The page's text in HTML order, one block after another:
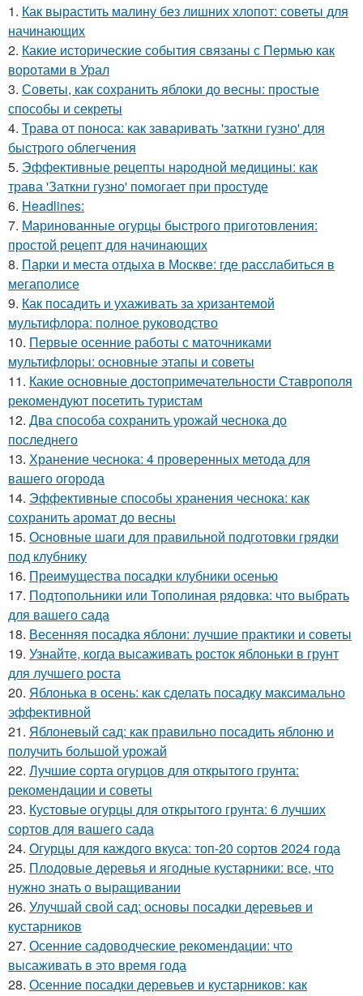
1. Как вырастить малину без лишних хлопот: советы для
начинающих
2. Какие исторические события связаны с Пермью как
воротами в Урал
3. Советы, как сохранить яблоки до весны: простые
способы и секреты
4. Трава от поноса: как заваривать 'заткни гузно' для
быстрого облегчения
5. Эффективные рецепты народной медицины: как
трава 'Заткни гузно' помогает при простуде
6. Headlines:
7. Маринованные огурцы быстрого приготовления:
простой рецепт для начинающих
8. Парки и места отдыха в Москве: где расслабиться в
мегаполисе
9. Как посадить и ухаживать за хризантемой
мультифлора: полное руководство
10. Первые осенние работы с маточниками
мультифлоры: основные этапы и советы
11. Какие основные достопримечательности Ставрополя
рекомендуют посетить туристам
12. Два способа сохранить урожай чеснока до
последнего
13. Хранение чеснока: 4 проверенных метода для
вашего огорода
14. Эффективные способы хранения чеснока: как
сохранить аромат до весны
15. Основные шаги для правильной подготовки грядки
под клубнику
16. Преимущества посадки клубники осенью
17. Подтопольники или Тополиная рядовка: что выбрать
для вашего сада
18. Весенняя посадка яблони: лучшие практики и советы
19. Узнайте, когда высаживать росток яблоньки в грунт
для лучшего роста
20. Яблонька в осень: как сделать посадку максимально
эффективной
21. Яблоневый сад: как правильно посадить яблоню и
получить большой урожай
22. Лучшие сорта огурцов для открытого грунта:
рекомендации и советы
23. Кустовые огурцы для открытого грунта: 6 лучших
сортов для вашего сада
24. Огурцы для каждого вкуса: топ-20 сортов 2024 года
25. Плодовые деревья и ягодные кустарники: все, что
нужно знать о выращивании
26. Улучшай свой сад: основы посадки деревьев и
кустарников
27. Осенние садоводческие рекомендации: что
высаживать в это время года
28. Осенние посадки деревьев и кустарников: как